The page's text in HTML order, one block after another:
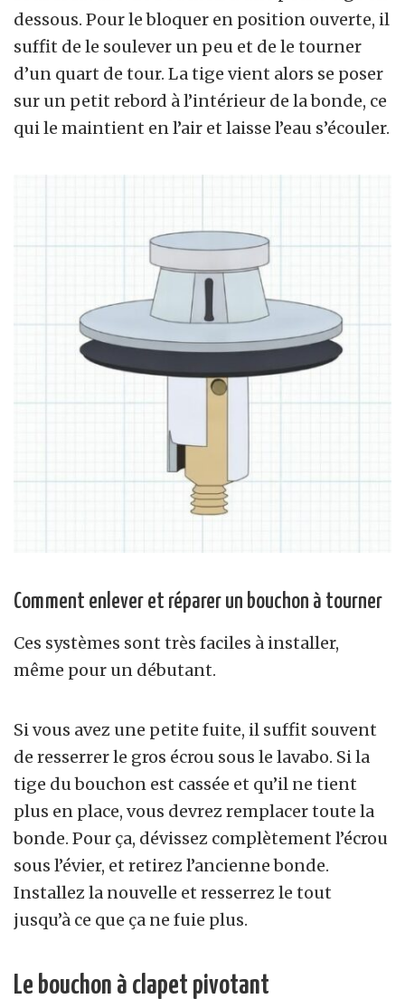
dessous. Pour le bloquer en position ouverte, il
suffit de le soulever un peu et de le tourner
d’un quart de tour. La tige vient alors se poser
sur un petit rebord à l’intérieur de la bonde, ce
qui le maintient en l’air et laisse l’eau s’écouler.
Comment enlever et réparer un bouchon à tourner
Ces systèmes sont très faciles à installer,
même pour un débutant.
Si vous avez une petite fuite, il suffit souvent
de resserrer le gros écrou sous le lavabo. Si la
tige du bouchon est cassée et qu’il ne tient
plus en place, vous devrez remplacer toute la
bonde. Pour ça, dévissez complètement l’écrou
sous l’évier, et retirez l’ancienne bonde.
Installez la nouvelle et resserrez le tout
jusqu’à ce que ça ne fuie plus.
Le bouchon à clapet pivotant